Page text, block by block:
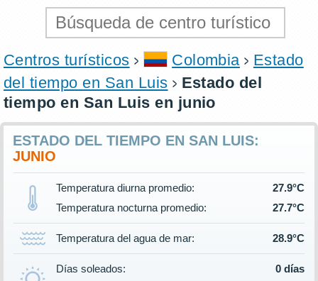
Centros turísticos Colombia
Estado
del tiempo en San Luis
Estado del
tiempo en San Luis en junio
ESTADO DEL TIEMPO EN SAN LUIS:
JUNIO
Temperatura diurna promedio:
27.9°C
Temperatura nocturna promedio:
27.7°C
Temperatura del agua de mar: 28.9°C
Días soleados:
0 días